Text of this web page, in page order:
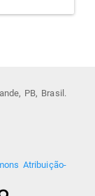
PB, Brasil.
Atribuição-